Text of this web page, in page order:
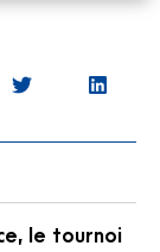
, le tournoi